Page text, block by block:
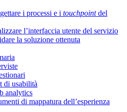
i processi e i touchpointdel
l’interfaccia utente del servizio
la soluzione ottenuta
di usabilità
analytics
di mappatura dell’esperienza